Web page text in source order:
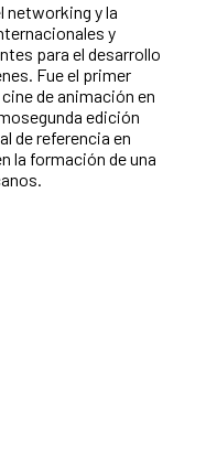
networking y la
y
para el desarrollo
Fue el primer
de animación en
edición
de referencia en
la formación de una